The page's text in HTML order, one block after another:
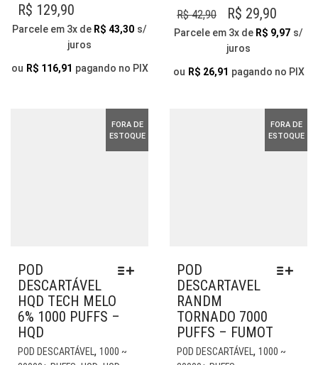
VARIANTES.
AS
PODEM
PÁGINA
R$ 129,90
Parcele em 3x de R$ 43,30 s/
juros
ou R$ 116,91 pagando no PIX
TEM
VÁRIAS
VARIANTES.
AS
OPÇÕES
PÁGINA
R$42,90
O
PREÇO
ORIGINAL
ERA:
R$ 29,90
PREÇO
É:
Parcele em 3x de R$ 9,97 s/
juros
ou R$ 26,91 pagando no PIX
FORA DE
ESTOQUE
POD
DESCARTÁVEL
HQD TECH MELO
6% 1000 PUFFS –
HQD
POD DESCARTÁVEL, 1000 ~
FORA DE
ESTOQUE
POD
DESCARTAVEL
RANDM
TORNADO 7000
PUFFS – FUMOT
POD DESCARTÁVEL, 1000 ~